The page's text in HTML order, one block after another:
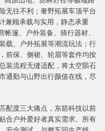
无往不利；奢野拓展车顶平台
兼顾承载与实用，静态承重
篷、户外装备、骑行器材、
载、户外拓展等潮流玩法；行
前保、侧裙、轮眉等套件均按
装流程无缝适配，将太空陨石
通勤与山野出行颜值在线，尽
配度三大痛点，东箭科技以前
合户外爱好者真实需求。所有